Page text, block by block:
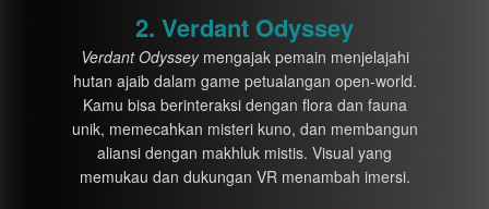
2. Verdant Odyssey
Verdant Odysseymengajak pemain menjelajahi
hutan ajaib dalam game petualangan open-world.
Kamu bisa berinteraksi dengan flora dan fauna
unik, memecahkan misteri kuno, dan membangun
aliansi dengan makhluk mistis. Visual yang
memukau dan dukungan VR menambah imersi.